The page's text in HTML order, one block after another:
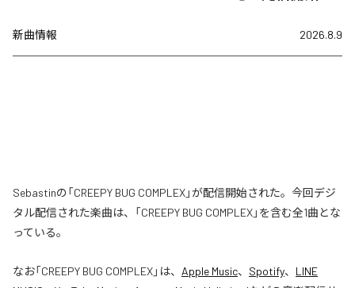
新曲情報 2026.8.9
Sebastinの「CREEPY BUG COMPLEX」が配信開始された。今回デジ
タル配信された楽曲は、「CREEPY BUG COMPLEX」を含む全1曲とな
っている。
なお「CREEPY BUG COMPLEX」は、 Apple Music、 Spotify、 LINE